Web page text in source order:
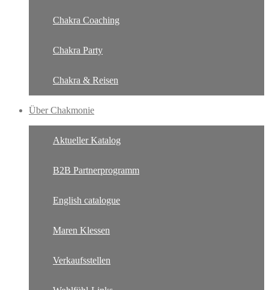
Chakra Coaching
Chakra Party
Chakra & Reisen
Über Chakmonie
Aktueller Katalog
B2B Partnerprogramm
English catalogue
Maren Klessen
Verkaufsstellen